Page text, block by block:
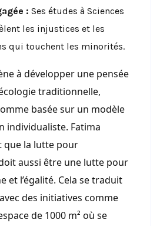
: Ses études à Sciences
les injustices et les
qui touchent les minorités.
à développer une pensée
traditionnelle,
basée sur un modèle
individualiste. Fatima
que la lutte pour
aussi être une lutte pour
et l’égalité. Cela se traduit
des initiatives comme
de 1000 m² où se